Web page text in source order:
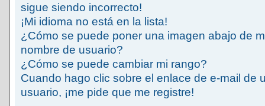
sigue siendo incorrecto!
¡Mi idioma no está en la lista!
¿Cómo se puede poner una imagen abajo de
nombre de usuario?
¿Cómo se puede cambiar mi rango?
Cuando hago clic sobre el enlace de e-mail de
usuario, ¡me pide que me registre!